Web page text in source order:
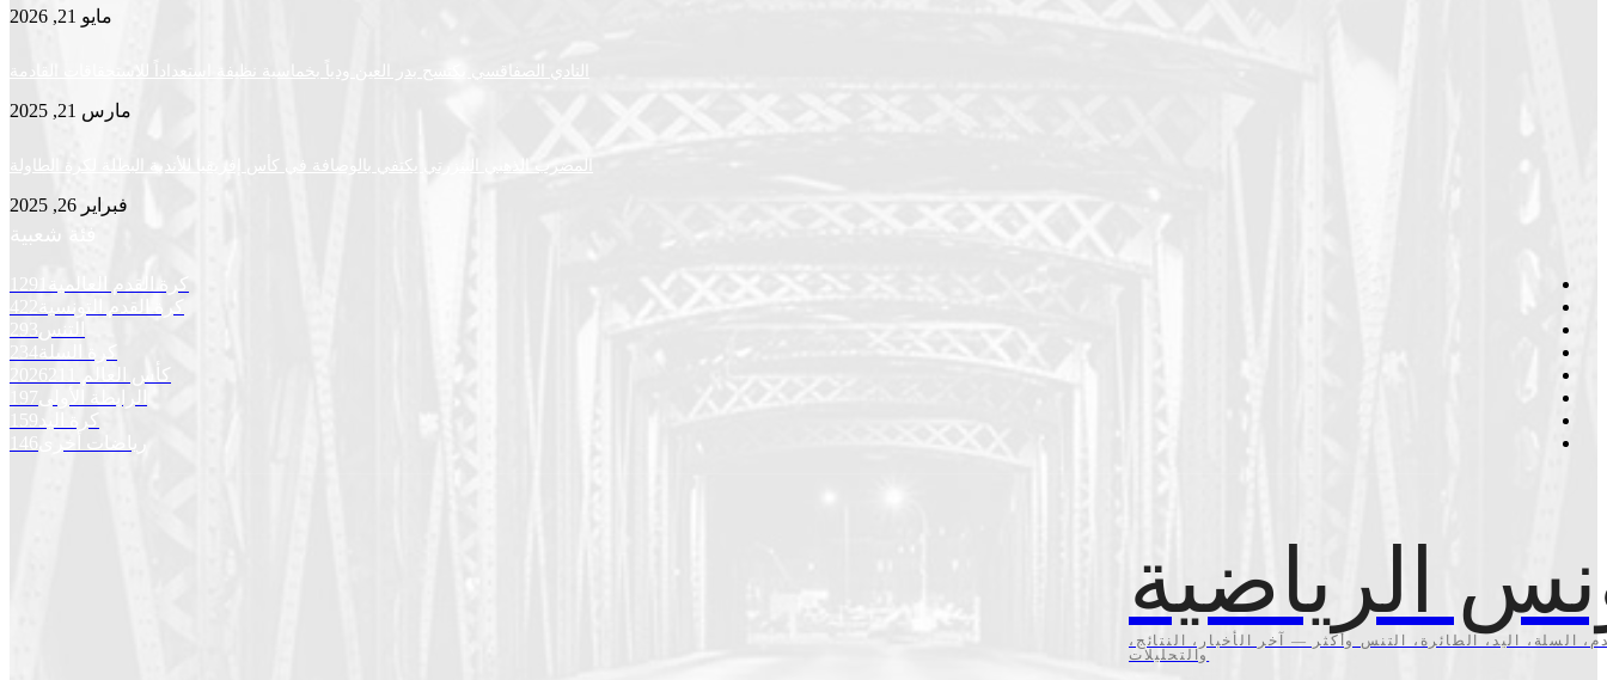
مايو 21, 2026
النادي الصفاقسي يكتسح بدر العين ودياً بخماسية نظيفة استعداداً للاستحقاقات القادمة
مارس 21, 2025
المضرب الذهبي البنزرتي يكتفي بالوصافة في كأس إفريقيا للأندية البطلة لكرة الطاولة
فبراير 26, 2025
فئة شعبية
كرة القدم العالمية
1291
كرة القدم التونسية
422
التنس
293
كرة السلة234
كأس العالم 2026
الرابطة الأولى 197
كرة اليد 159
رياضات أخرى 146
الرياضية
السلة، اليد، الطائرة، التنس وأكثر — آخر الأخبار، النتائج،
والتحليلات